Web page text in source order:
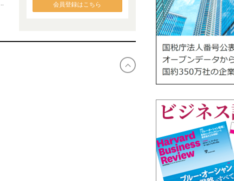
会員登録はこちら